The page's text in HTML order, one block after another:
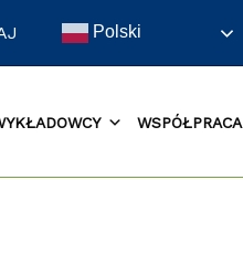
Polski
WSPÓŁPRACA